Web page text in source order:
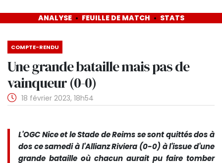
ANALYSE FEUILLE DE MATCH STATS
COMPTE-RENDU
Une grande bataille mais pas de
vainqueur (0-0)
18 février 2023, 18h54
L'OGC Nice et le Stade de Reims se sont quittés dos à
dos ce samedi à l'Allianz Riviera (0-0) à l'issue d'une
grande bataille où chacun aurait pu faire tomber